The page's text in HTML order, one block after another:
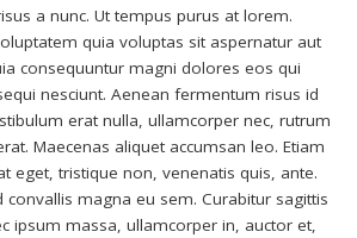
a nunc. Ut tempus purus at lorem.
quia voluptas sit aspernatur aut
consequuntur magni dolores eos qui
nesciunt. Aenean fermentum risus id
erat nulla, ullamcorper nec, rutrum
Maecenas aliquet accumsan leo. Etiam
eget, tristique non, venenatis quis, ante.
convallis magna eu sem. Curabitur sagittis
ipsum massa, ullamcorper in, auctor et,